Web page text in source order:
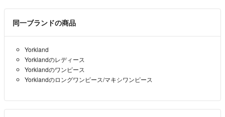
同一ブランドの商品
Yorkland
Yorklandのレディース
Yorklandのワンピース
Yorklandのロングワンピース/マキシワンピース